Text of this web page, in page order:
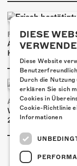
FRISCH
Am Donnerstag,
Kulturfabrik
AIRBOURNE -
Wow, das ist ein
2026 für eine
DIESE
Diese Website
Durch die
erklären Sie sich
Cookies in
Cookie-Richtlinie
Informationen